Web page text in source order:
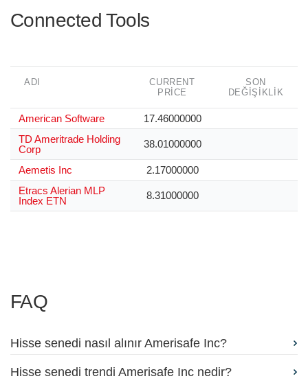
Connected Tools
ADI
CURRENT
PRICE
SON
DEĞIŞIKLIK
American Software
17.46000000
TD Ameritrade Holding
Corp
38.01000000
Aemetis Inc
2.17000000
Etracs Alerian MLP
Index ETN
8.31000000
FAQ
Hisse senedi nasıl alınır Amerisafe Inc?
Hisse senedi trendi Amerisafe Inc nedir?